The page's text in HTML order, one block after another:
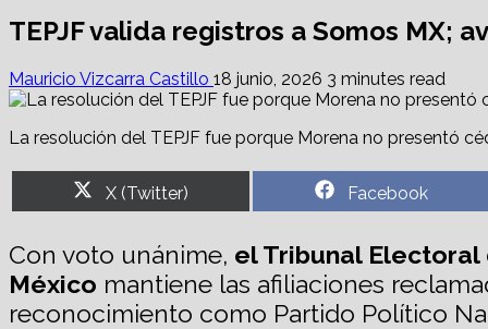
TEPJF valida registros a Somos MX;
Mauricio Vizcarra Castillo 18 junio, 2026 3 minutes read
La resolución del TEPJF fue porque Morena no presentó
Share
on
X (Twitter)
Share
on
Facebook
Con voto unánime, el Tribunal
México mantiene las afiliaciones
reconocimiento como Partido Político